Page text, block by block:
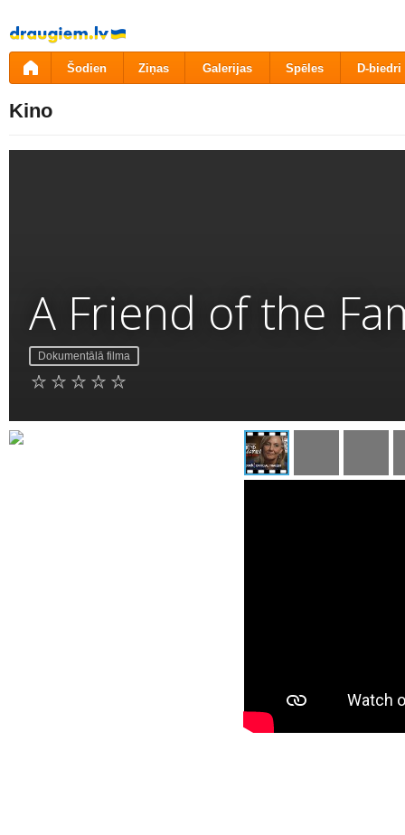
Pāriet
uz
saturu
Šodien Ziņas Galerijas Spēles D-biedri
Kino
A Friend of the
Dokumentālā filma